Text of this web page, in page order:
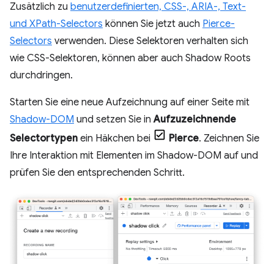
Zusätzlich zu benutzerdefinierten, CSS-, ARIA-, Text-
und XPath-Selectors können Sie jetzt auch Pierce-
Selectors verwenden. Diese Selektoren verhalten sich
wie CSS-Selektoren, können aber auch Shadow Roots
durchdringen.
Starten Sie eine neue Aufzeichnung auf einer Seite mit
Shadow-DOM und setzen Sie inAufzuzeichnende
Selectortypen ein Häkchen bei Pierce. Zeichnen Sie
Ihre Interaktion mit Elementen im Shadow-DOM auf und
prüfen Sie den entsprechenden Schritt.